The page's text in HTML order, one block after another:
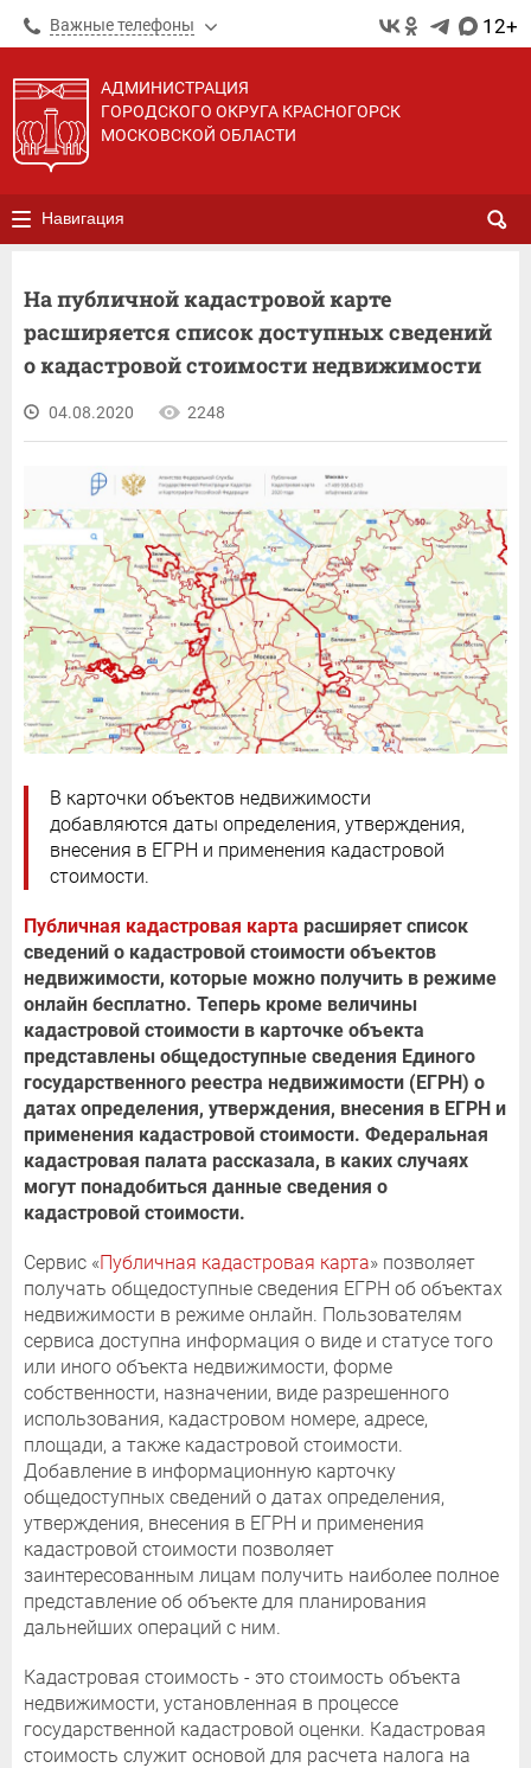
Важные телефоны 12+
АДМИНИСТРАЦИЯ
ГОРОДСКОГО ОКРУГА КРАСНОГОРСК
МОСКОВСКОЙ ОБЛАСТИ
Навигация
На публичной кадастровой карте
расширяется список доступных сведений
о кадастровой стоимости недвижимости
04.08.2020 2248
В карточки объектов недвижимости
добавляются даты определения, утверждения,
внесения в ЕГРН и применения кадастровой
стоимости.
Публичная кадастровая карта расширяет список
сведений о кадастровой стоимости объектов
недвижимости, которые можно получить в режиме
онлайн бесплатно. Теперь кроме величины
кадастровой стоимости в карточке объекта
представлены общедоступные сведения Единого
государственного реестра недвижимости (ЕГРН) о
датах определения, утверждения, внесения в ЕГРН и
применения кадастровой стоимости. Федеральная
кадастровая палата рассказала, в каких случаях
могут понадобиться данные сведения о
кадастровой стоимости.
Сервис «Публичная кадастровая карта» позволяет
получать общедоступные сведения ЕГРН об объектах
недвижимости в режиме онлайн. Пользователям
сервиса доступна информация о виде и статусе того
или иного объекта недвижимости, форме
собственности, назначении, виде разрешенного
использования, кадастровом номере, адресе,
площади, а также кадастровой стоимости.
Добавление в информационную карточку
общедоступных сведений о датах определения,
утверждения, внесения в ЕГРН и применения
кадастровой стоимости позволяет
заинтересованным лицам получить наиболее полное
представление об объекте для планирования
дальнейших операций с ним.
Кадастровая стоимость - это стоимость объекта
недвижимости, установленная в процессе
государственной кадастровой оценки. Кадастровая
стоимость служит основой для расчета налога на